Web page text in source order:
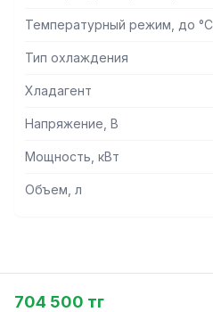
Температурный режим, до °С
Тип охлаждения
Хладагент
Напряжение, В
Мощность, кВт
Объем, л
704 500 тг